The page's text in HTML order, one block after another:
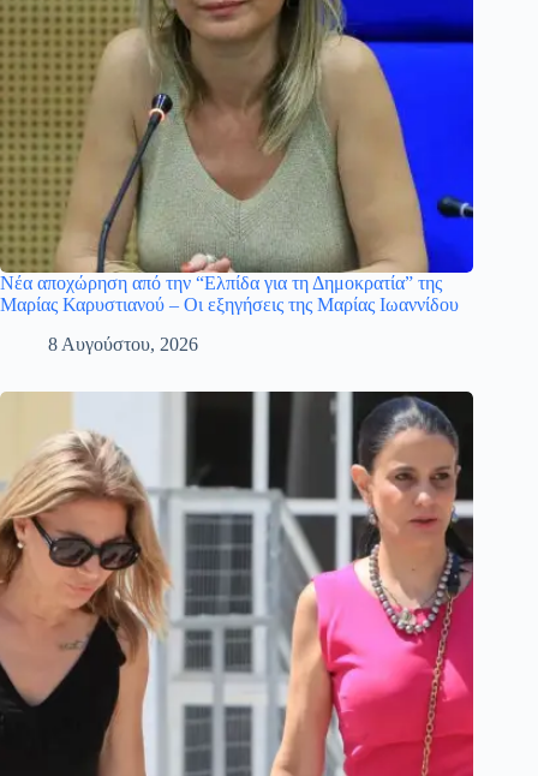
Νέα αποχώρηση από την “Ελπίδα για τη Δημοκρατία” της
Μαρίας Καρυστιανού – Οι εξηγήσεις της Μαρίας Ιωαννίδου
8 Αυγούστου, 2026